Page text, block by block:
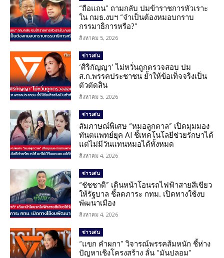
“ถือแถน” ถามกลับ ปมข้าราชการหัวเราะ
ใน กมธ.งบฯ “จำเป็นต้องหมอบกราบ
กรรมาธิการหรือ?”
สิงหาคม 5, 2026
ข่าวเด่น
‘ศิริกัญญา’ ไม่หวั่นถูกตรวจสอบ ปม
ส.ก.พรรคประชาชน ย้ำให้ข้อเท็จจริงเป็น
ตัวตัดสิน
สิงหาคม 5, 2026
ข่าวเด่น
สัมภาษณ์พิเศษ “หมอลูกตาล” เปิดมุมมอง
ทันตแพทย์ยุค AI ชี้เทคโนโลยีช่วยรักษาได้
แต่ไม่มีวันแทนหมอได้ทั้งหมด
สิงหาคม 4, 2026
ข่าวเด่น
“ชัชชาติ” เดินหน้าโอนรถไฟฟ้าสายสีเขียว
ให้รัฐบาล ชี้ลดภาระ กทม. เปิดทางใช้งบ
พัฒนาเมือง
สิงหาคม 4, 2026
ข่าวเด่น
“แขก คำผกา” วิจารณ์พรรคส้มหนัก ชี้ห่าง
ปัญหาเชิงโครงสร้าง ลั่น “มันปลอม”